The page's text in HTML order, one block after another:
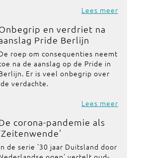
Lees meer
en verdriet na
Pride Berlijn
roep om consequenties neemt
na de aanslag op de Pride in
Er is veel onbegrip over
verdachte.
Lees meer
corona-pandemie als
de serie '30 jaar Duitsland door